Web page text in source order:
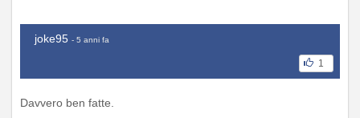
joke95 - 5 anni fa
1
Davvero ben fatte.